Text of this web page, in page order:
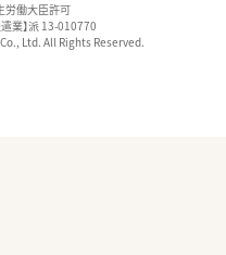
労働大臣許可
遣業】派 13-010770
Ltd. All Rights Reserved.